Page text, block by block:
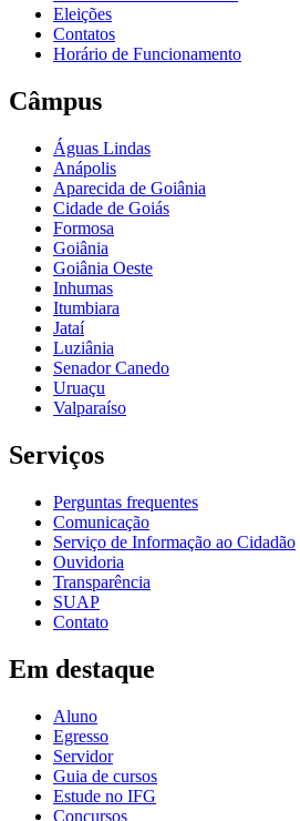
Eleições
Contatos
Horário de Funcionamento
Câmpus
Águas Lindas
Anápolis
Aparecida de Goiânia
Cidade de Goiás
Formosa
Goiânia
Goiânia Oeste
Inhumas
Itumbiara
Jataí
Luziânia
Senador Canedo
Uruaçu
Valparaíso
Serviços
Perguntas frequentes
Comunicação
Serviço de Informação ao Cidadão
Ouvidoria
Transparência
SUAP
Contato
Em destaque
Aluno
Egresso
Servidor
Guia de cursos
Estude no IFG
Concursos